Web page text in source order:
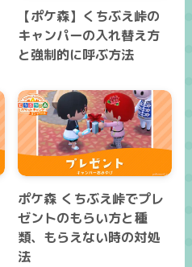
【ポケ森】くちぶえ峠の
キャンパーの入れ替え方
と強制的に呼ぶ方法
ポケ森 くちぶえ峠でプレ
ゼントのもらい方と種
類、もらえない時の対処
法